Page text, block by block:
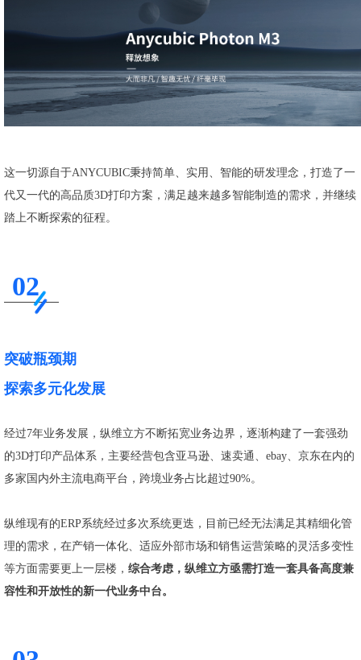
这一切源自于ANYCUBIC秉持简单、实用、智能的研发理念，打造了一
代又一代的高品质3D打印方案，满足越来越多智能制造的需求，并继续
踏上不断探索的征程。
02
突破瓶颈期
探索多元化发展
经过7年业务发展，纵维立方不断拓宽业务边界，逐渐构建了一套强劲
的3D打印产品体系，主要经营包含亚马逊、速卖通、ebay、京东在内的
多家国内外主流电商平台，跨境业务占比超过90%。
纵维现有的ERP系统经过多次系统更迭，目前已经无法满足其精细化管
理的需求，在产销一体化、适应外部市场和销售运营策略的灵活多变性
等方面需要更上一层楼， 综合考虑，纵维立方亟需打造一套具备高度兼
容性和开放性的新一代业务中台。